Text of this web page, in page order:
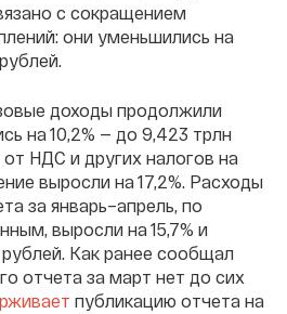
с сокращением
они уменьшились на
доходы продолжили
на 10,2% — до 9,423 трлн
НДС и других налогов на
выросли на 17,2%. Расходы
за январь–апрель, по
выросли на 15,7% и
рублей. Как ранее сообщал
отчета за март нет до сих
публикацию отчета на